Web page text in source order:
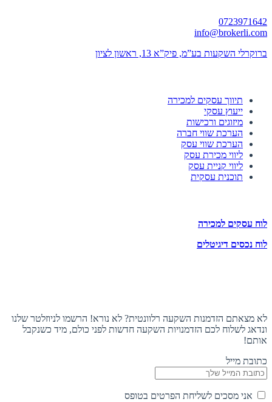
0723971642
info@brokerli.com
ברוקרלי השקעות בע”מ, פיק”א 13, ראשון לציון
תיווך עסקים למכירה
ייעוץ עסקי
מיזוגים ורכישות
הערכת שווי חברה
הערכת שווי עסק
ליווי מכירת עסק
ליווי קניית עסק
תוכנית עסקית
לוח עסקים למכירה
לוח נכסים דיגיטלים
לא מצאתם הזדמנות השקעה רלוונטית? לא נורא! הרשמו לניוזלטר שלנו
ונדאג לשלוח לכם הזדמנויות השקעה חדשות לפני כולם, מיד כשנקבל
אותם!
כתובת מייל
אני מסכים לשליחת הפרטים בטופס